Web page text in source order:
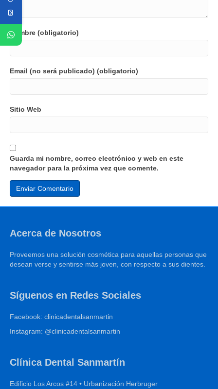
Nombre (obligatorio)
Email (no será publicado) (obligatorio)
Sitio Web
Guarda mi nombre, correo electrónico y web en este
navegador para la próxima vez que comente.
Acerca de Nosotros
Proveemos una solución cosmética para aquellas personas que
desean verse y sentirse más joven, con respecto a sus dientes.
Síguenos en Redes Sociales
Facebook: clinicadentalsanmartin
Instagram: @clinicadentalsanmartin
Clínica Dental Sanmartín
Edificio Los Arcos #14 • Urbanización Herbruger